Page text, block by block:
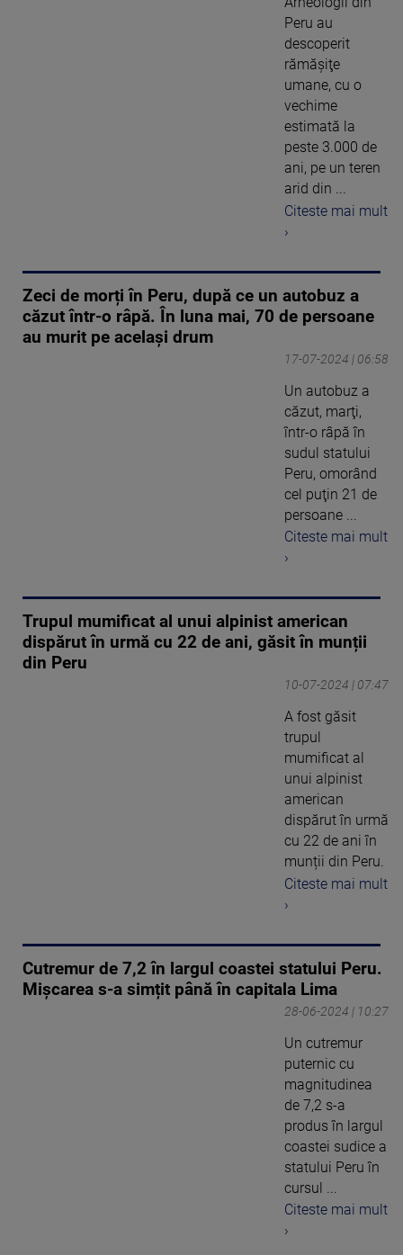
Peru au
descoperit
rămăşiţe
umane, cu o
vechime
estimată la
peste 3.000 de
ani, pe un teren
arid din ...
Citeste mai mult
›
Zeci de morți în Peru, după ce un autobuz a
căzut într-o râpă. În luna mai, 70 de persoane
au murit pe acelaşi drum
17-07-2024 | 06:58
Un autobuz a
căzut, marţi,
într-o râpă în
sudul statului
Peru, omorând
cel puţin 21 de
persoane ...
Citeste mai mult
›
Trupul mumificat al unui alpinist american
dispărut în urmă cu 22 de ani, găsit în munții
din Peru
10-07-2024 | 07:47
A fost găsit
trupul
mumificat al
unui alpinist
american
dispărut în urmă
cu 22 de ani în
munții din Peru.
Citeste mai mult
›
Cutremur de 7,2 în largul coastei statului Peru.
Mișcarea s-a simțit până în capitala Lima
28-06-2024 | 10:27
Un cutremur
puternic cu
magnitudinea
de 7,2 s-a
produs în largul
coastei sudice a
statului Peru în
cursul ...
Citeste mai mult
›